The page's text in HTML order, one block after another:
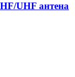
UHF антена